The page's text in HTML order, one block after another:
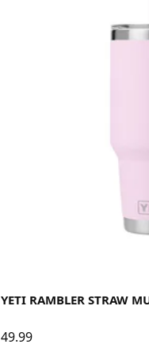
YETI RAMBLER STRAW
49.99